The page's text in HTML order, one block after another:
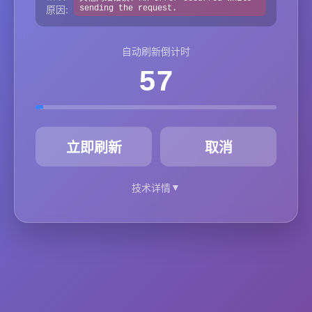
原因:
sending the request.
自动刷新倒计时
57
立即刷新 取消
技术详情▼